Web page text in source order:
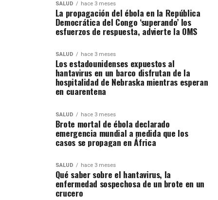
SALUD hace 3 meses
La propagación del ébola en la República
Democrática del Congo ‘superando’ los
esfuerzos de respuesta, advierte la OMS
SALUD hace 3 meses
Los estadounidenses expuestos al
hantavirus en un barco disfrutan de la
hospitalidad de Nebraska mientras esperan
en cuarentena
SALUD hace 3 meses
Brote mortal de ébola declarado
emergencia mundial a medida que los
casos se propagan en África
SALUD hace 3 meses
Qué saber sobre el hantavirus, la
enfermedad sospechosa de un brote en un
crucero